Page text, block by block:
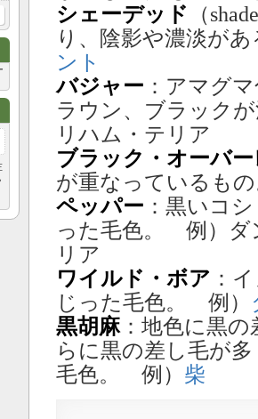
シェーデッド
（
り、陰影や濃淡が
ント
バジャー ：アマグ
ラウン、ブラック
リハム・テリア
ブラック・オーバ
が重なっているも
ペッパー ：黒いコ
った毛色。 例）ダ
リア
ワイルド・ボア ：
じった毛色。 例）
黒胡麻：地色に黒
らに黒の差し毛が
毛色。 例） 柴